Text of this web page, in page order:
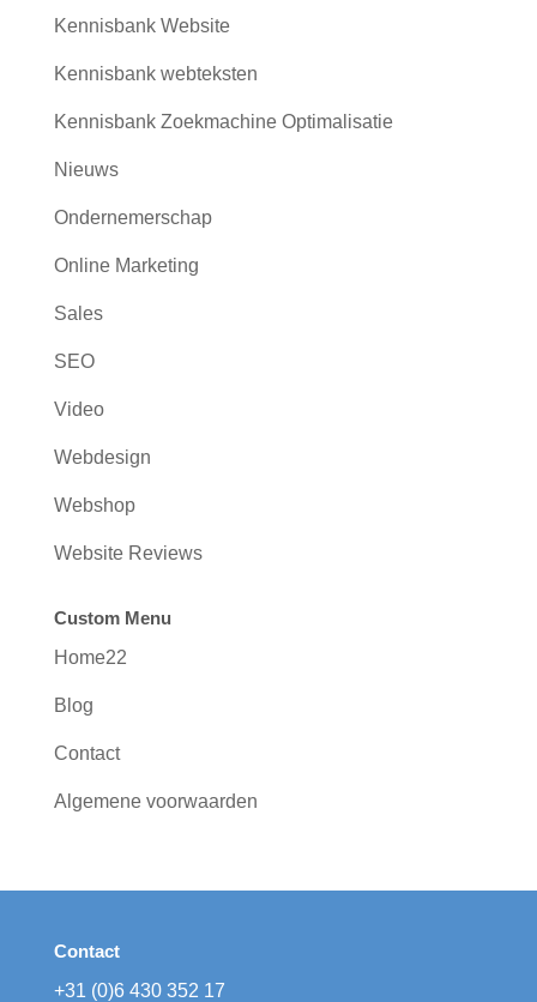
Kennisbank Website
Kennisbank webteksten
Kennisbank Zoekmachine Optimalisatie
Nieuws
Ondernemerschap
Online Marketing
Sales
SEO
Video
Webdesign
Webshop
Website Reviews
Custom Menu
Home22
Blog
Contact
Algemene voorwaarden
Contact
+31 (0)6 430 352 17